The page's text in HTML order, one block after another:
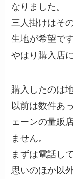
なりました。
三人掛けはそ
生地が希望です
やはり購入店
購入したのは
以前は数件あ
ェーンの量販
ません。
まずは電話し
思いのほか以